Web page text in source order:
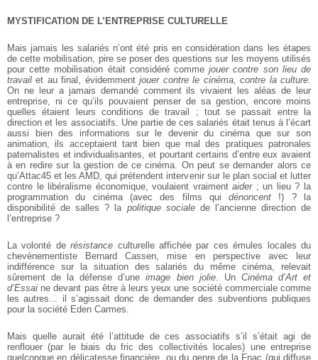
MYSTIFICATION DE L’ENTREPRISE CULTURELLE
Mais jamais les salariés n’ont été pris en considération dans les étapes
de cette mobilisation, pire se poser des questions sur les moyens utilisés
pour cette mobilisation était considéré commejouer contre son lieu de
travail et au final, évidemmentjouer contre le cinéma, contre la culture.
On ne leur a jamais demandé comment ils vivaient les aléas de leur
entreprise, ni ce qu’ils pouvaient penser de sa gestion, encore moins
quelles étaient leurs conditions de travail ; tout se passait entre la
direction et les associatifs. Une partie de ces salariés était tenus à l’écart
aussi bien des informations sur le devenir du cinéma que sur son
animation, ils acceptaient tant bien que mal des pratiques patronales
paternalistes et individualisantes, et pourtant certains d’entre eux avaient
à en redire sur la gestion de ce cinéma. On peut se demander alors ce
qu’Attac45 et les AMD, qui prétendent intervenir sur le plan social et lutter
contre le libéralisme économique, voulaient vraimentaider; un lieu ? la
programmation du cinéma (avec des films quidénoncent !) ? la
disponibilité de salles ? la politique socialede l’ancienne direction de
l’entreprise ?
La volonté derésistance culturelle affichée par ces émules locales du
chevènementiste Bernard Cassen, mise en perspective avec leur
indifférence sur la situation des salariés du même cinéma, relevait
sûrement de la défense d’uneimage bien jolie. Un Cinéma d’Art et
d’Essai ne devant pas être à leurs yeux une société commerciale comme
les autres... il s’agissait donc de demander des subventions publiques
pour la société Eden Carmes.
Mais quelle aurait été l’attitude de ces associatifs s’il s’était agi de
renflouer (par le biais du fric des collectivités locales) une entreprise
quelconque en délicatesse financière, ou du genre de la Fnac (qui diffuse